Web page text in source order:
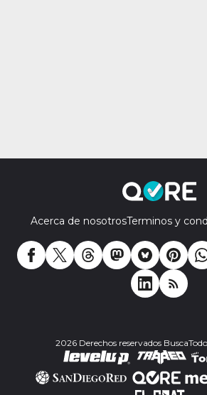
Acerca de nosotrosTerminos y
2026 Derechos reservados